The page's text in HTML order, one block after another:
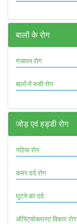
बालों के रोग
गंजापन रोग
बालों में रुसी रोग
जोड़ एवं हड्डी रोग
गठिया रोग
कमर दर्द रोग
घुटने का दर्द
ऑस्टियोक्लास्ट विकार रोग